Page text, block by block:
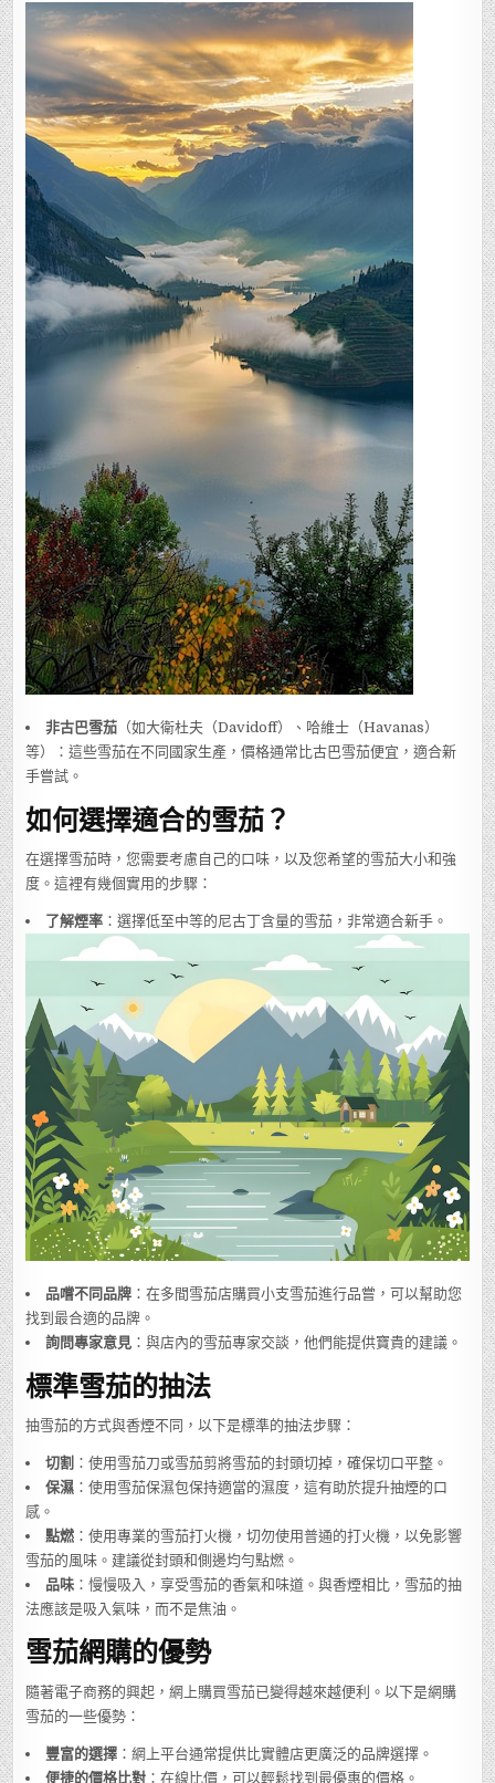
非古巴雪茄 （如大衛杜夫（Davidoff）、哈維士（Havanas）
等）：這些雪茄在不同國家生產，價格通常比古巴雪茄便宜，適合新
手嘗試。
如何選擇適合的雪茄？
在選擇雪茄時，您需要考慮自己的口味，以及您希望的雪茄大小和強
度。這裡有幾個實用的步驟：
了解煙率 ：選擇低至中等的尼古丁含量的雪茄，非常適合新手。
品嚐不同品牌 ：在多間雪茄店購買小支雪茄進行品嘗，可以幫助您
找到最合適的品牌。
詢問專家意見 ：與店內的雪茄專家交談，他們能提供寶貴的建議。
標準雪茄的抽法
抽雪茄的方式與香煙不同，以下是標準的抽法步驟：
切割 ：使用雪茄刀或雪茄剪將雪茄的封頭切掉，確保切口平整。
保濕 ：使用雪茄保濕包保持適當的濕度，這有助於提升抽煙的口
感。
點燃 ：使用專業的雪茄打火機，切勿使用普通的打火機，以免影響
雪茄的風味。建議從封頭和側邊均勻點燃。
品味 ：慢慢吸入，享受雪茄的香氣和味道。與香煙相比，雪茄的抽
法應該是吸入氣味，而不是焦油。
雪茄網購的優勢
隨著電子商務的興起，網上購買雪茄已變得越來越便利。以下是網購
雪茄的一些優勢：
豐富的選擇 ：網上平台通常提供比實體店更廣泛的品牌選擇。
便捷的價格比對 ：在線比價，可以輕鬆找到最優惠的價格。